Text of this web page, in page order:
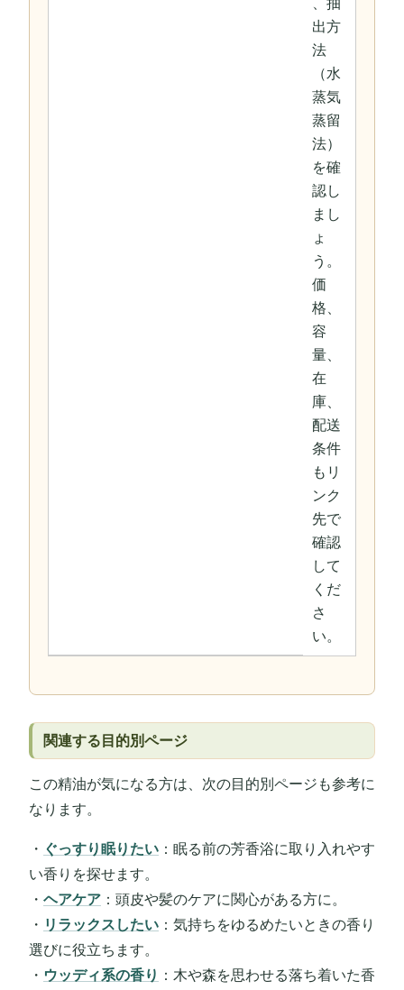
出方
法
（水
蒸気
蒸留
法）
を確
認し
まし
ょ
う。
価
格、
容
量、
在
庫、
配送
条件
もリ
ンク
先で
確認
して
くだ
さ
い。
関連する目的別ページ
この精油が気になる方は、次の目的別ページも参考に
なります。
・ ぐっすり眠りたい ：眠る前の芳香浴に取り入れやす
い香りを探せます。
・ ヘアケア ：頭皮や髪のケアに関心がある方に。
・ リラックスしたい ：気持ちをゆるめたいときの香り
選びに役立ちます。
・ ウッディ系の香り ：木や森を思わせる落ち着いた香